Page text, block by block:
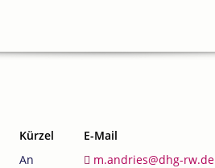
Kürzel
E-Mail
An
m.andries@dhg-rw.de